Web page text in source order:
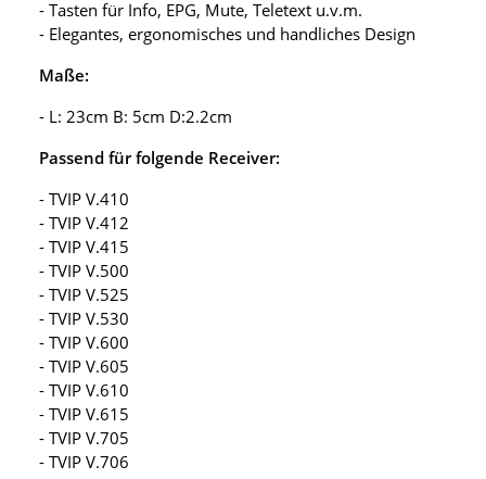
- Tasten für Info, EPG, Mute, Teletext u.v.m.
- Elegantes, ergonomisches und handliches Design
Maße:
- L: 23cm B: 5cm D:2.2cm
Passend für folgende Receiver:
- TVIP V.410
- TVIP V.412
- TVIP V.415
- TVIP V.500
- TVIP V.525
- TVIP V.530
- TVIP V.600
- TVIP V.605
- TVIP V.610
- TVIP V.615
- TVIP V.705
- TVIP V.706